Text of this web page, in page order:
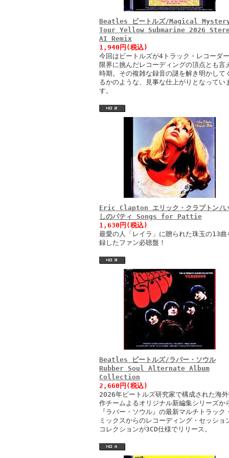
Beatles ビートルズ/Magical
Tour Yellow Submarine 2026
AI Remix
1,940円(税込)
今回はビートルズが4トラック・レコーダ
限界に挑んだレコーディングの頂点とも言
時期。その複雑な録音の謎を解き明かして
るかのような、見事な仕上がりとなってい
す。
Eric Clapton エリック・クラプトン/い
しのパティ Songs for Pattie
1,630円(税込)
最愛の人「レイラ」に贈られた珠玉の13曲
録したファン必聴盤！
Beatles ビートルズ/ラバー・ソウル
Rubber Soul Alternate Album
Collection
2,660円(税込)
2026年ビートルズ研究家で構成された海外
作チームよるオリジナル新編集シリーズか
『ラバー・ソウル』の最新マルチトラック
ミックスからのレコーディング・セッショ
コレクションが3CD仕様でリリース。